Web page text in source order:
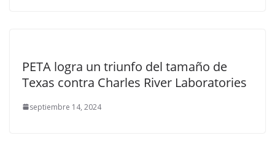
PETA logra un triunfo del tamaño de
Texas contra Charles River Laboratories
septiembre 14, 2024